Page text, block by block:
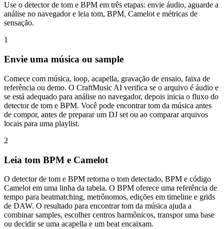
Use o detector de tom e BPM em três etapas: envie áudio, aguarde a
análise no navegador e leia tom, BPM, Camelot e métricas de
sensação.
1
Envie uma música ou sample
Comece com música, loop, acapella, gravação de ensaio, faixa de
referência ou demo. O CraftMusic AI verifica se o arquivo é áudio e
se está adequado para análise no navegador, depois inicia o fluxo do
detector de tom e BPM. Você pode encontrar tom da música antes
de compor, antes de preparar um DJ set ou ao comparar arquivos
locais para uma playlist.
2
Leia tom BPM e Camelot
O detector de tom e BPM retorna o tom detectado, BPM e código
Camelot em uma linha da tabela. O BPM oferece uma referência de
tempo para beatmatching, metrônomos, edições em timeline e grids
de DAW. O resultado para encontrar tom da música ajuda a
combinar samples, escolher centros harmônicos, transpor uma base
ou decidir se uma acapella e um beat encaixam.